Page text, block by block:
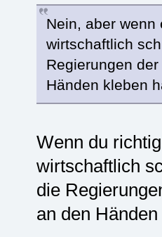
Nein, aber
wirtschaftlich
Regierungen
Händen kleben
Wenn du
wirtschaftlich
die
an den